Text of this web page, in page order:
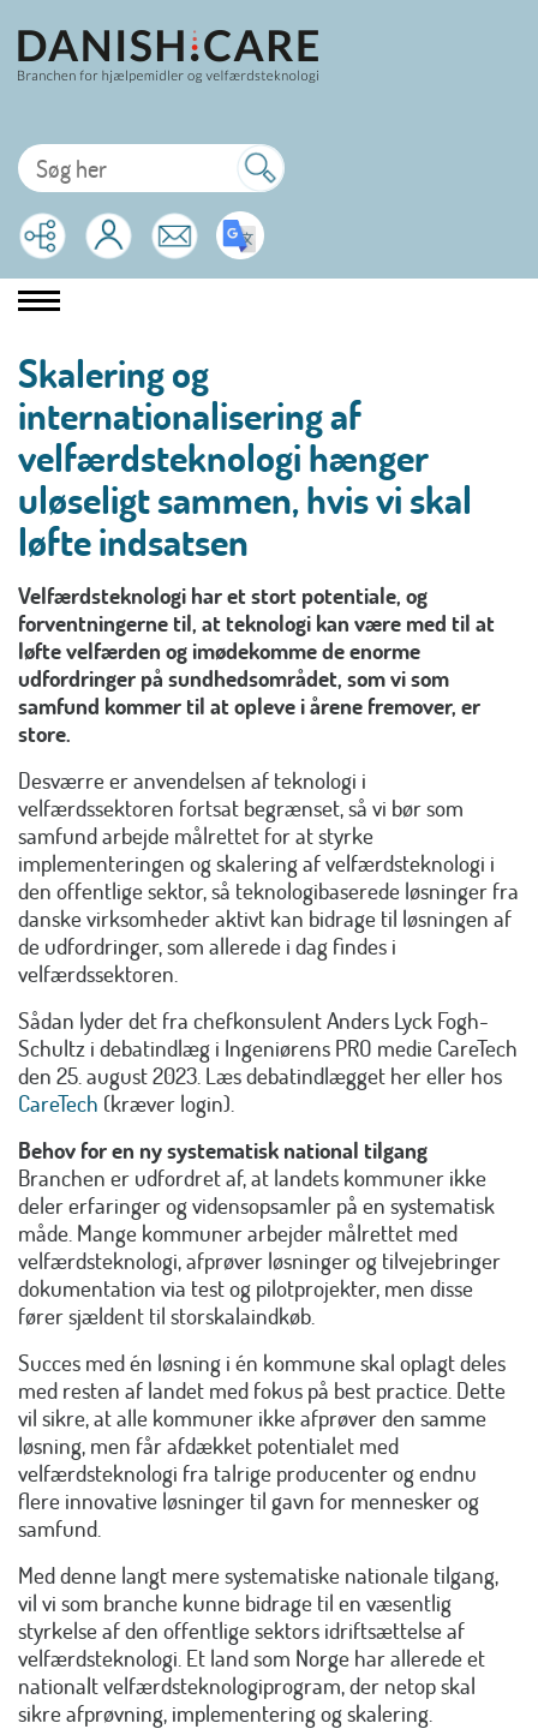
Skalering og
internationalisering af
velfærdsteknologi hænger
uløseligt sammen, hvis vi skal
løfte indsatsen
Velfærdsteknologi har et stort potentiale, og
forventningerne til, at teknologi kan være med til at
løfte velfærden og imødekomme de enorme
udfordringer på sundhedsområdet, som vi som
samfund kommer til at opleve i årene fremover, er
store.
Desværre er anvendelsen af teknologi i
velfærdssektoren fortsat begrænset, så vi bør som
samfund arbejde målrettet for at styrke
implementeringen og skalering af velfærdsteknologi i
den offentlige sektor, så teknologibaserede løsninger fra
danske virksomheder aktivt kan bidrage til løsningen af
de udfordringer, som allerede i dag findes i
velfærdssektoren.
Sådan lyder det fra chefkonsulent Anders Lyck Fogh-
Schultz i debatindlæg i Ingeniørens PRO medie CareTech
den 25. august 2023. Læs debatindlægget her eller hos
CareTech (kræver login).
Behov for en ny systematisk national tilgang
Branchen er udfordret af, at landets kommuner ikke
deler erfaringer og vidensopsamler på en systematisk
måde. Mange kommuner arbejder målrettet med
velfærdsteknologi, afprøver løsninger og tilvejebringer
dokumentation via test og pilotprojekter, men disse
fører sjældent til storskalaindkøb.
Succes med én løsning i én kommune skal oplagt deles
med resten af landet med fokus på best practice. Dette
vil sikre, at alle kommuner ikke afprøver den samme
løsning, men får afdækket potentialet med
velfærdsteknologi fra talrige producenter og endnu
flere innovative løsninger til gavn for mennesker og
samfund.
Med denne langt mere systematiske nationale tilgang,
vil vi som branche kunne bidrage til en væsentlig
styrkelse af den offentlige sektors idriftsættelse af
velfærdsteknologi. Et land som Norge har allerede et
nationalt velfærdsteknologiprogram, der netop skal
sikre afprøvning, implementering og skalering.